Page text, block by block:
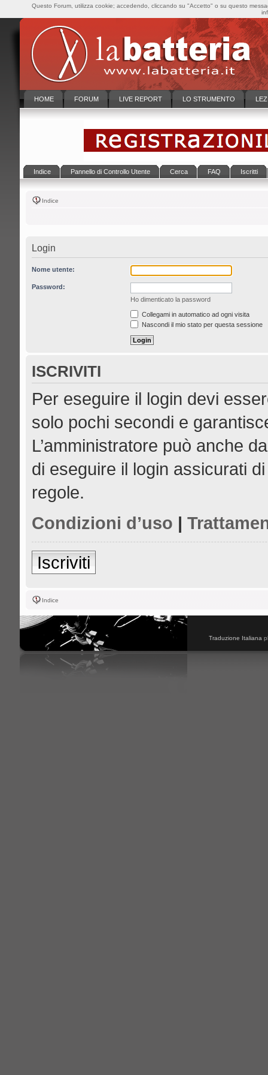
HOME FORUM LIVE REPORT LO STRUMENTO
Indice Pannello di Controllo Utente Cerca FAQ Iscritti
Indice
Login
Nome utente:
Password:
Ho dimenticato la password
Collegami in automatico ad ogni visita
Nascondi il mio stato per questa sessione
ISCRIVITI
Per eseguire il login devi
solo pochi secondi e
L’amministratore può anche
di eseguire il login assicurati
regole.
Condizioni d’uso |
Iscriviti
Indice
Traduzione Italiana
Questo Forum, utilizza cookie; accedendo, cliccando su "Accetto" o su questo